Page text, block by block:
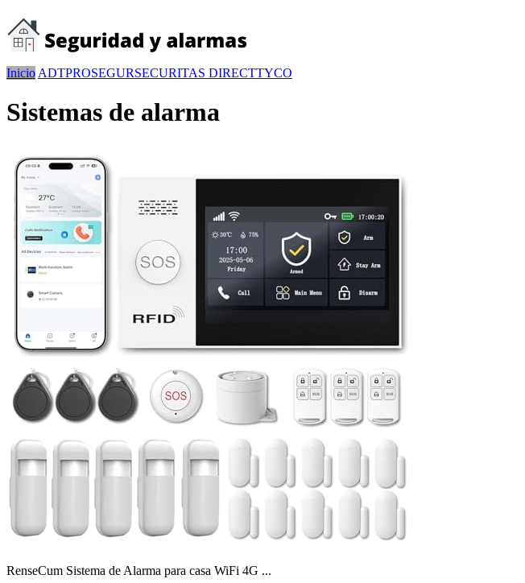
Inicio ADTPROSEGURSECURITAS DIRECTTYCO
Sistemas de alarma
RenseCum Sistema de Alarma para casa WiFi 4G ...